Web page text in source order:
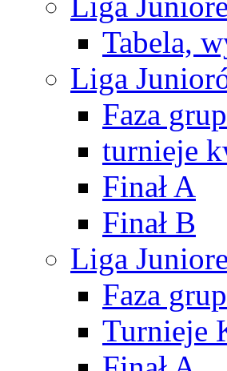
Tabela,
Liga
Faza
turnieje
Finał A
Finał B
Liga
Faza
Turnieje